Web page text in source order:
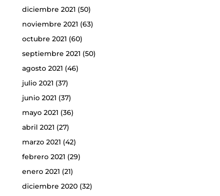
diciembre 2021 (50)
noviembre 2021 (63)
octubre 2021 (60)
septiembre 2021 (50)
agosto 2021 (46)
julio 2021 (37)
junio 2021 (37)
mayo 2021 (36)
abril 2021 (27)
marzo 2021 (42)
febrero 2021 (29)
enero 2021 (21)
diciembre 2020(32)